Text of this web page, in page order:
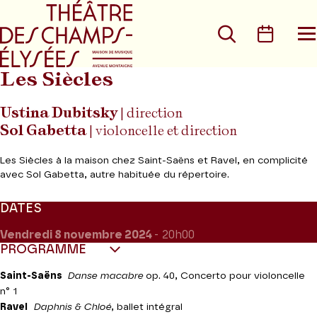
Aller au menu principal
Rechercher
Les Siècles
Ustina Dubitsky| direction
Sol Gabetta| violoncelle et direction
Les Siècles à la maison chez Saint-Saëns et Ravel, en complicité
avec Sol Gabetta, autre habituée du répertoire.
DATES
Vendredi 8 novembre 2024 - 20h00
PROGRAMME
Saint-Saëns Danse macabre op. 40, Concerto pour violoncelle
n° 1
Ravel
Daphnis & Chloé, ballet intégral